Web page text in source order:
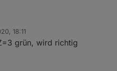
sein
ich.
18:11
grün, wird richtig